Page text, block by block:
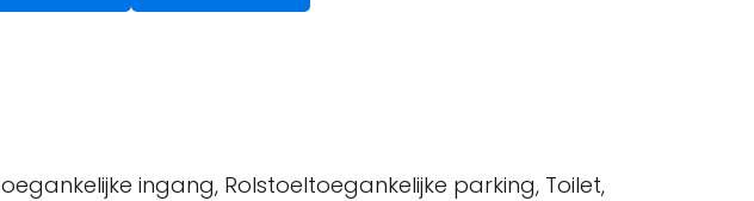
ingang, Rolstoeltoegankelijke parking, Toilet,